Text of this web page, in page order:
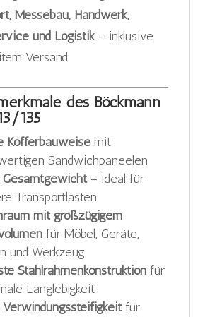
Messebau, Handwerk,
und Logistik– inklusive
Versand.
des Böckmann
135
Kofferbauweisemit
Sandwichpaneelen
Gesamtgewicht– ideal für
Transportlasten
mit großzügigem
für Möbel, Geräte,
und Werkzeug
Stahlrahmenkonstruktionfür
Langlebigkeit
Verwindungssteifigkeitfür